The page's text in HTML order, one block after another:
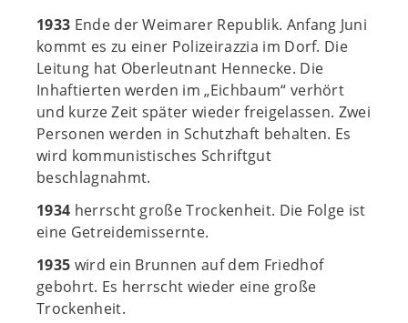
1933 Ende der Weimarer Republik. Anfang Juni
kommt es zu einer Polizeirazzia im Dorf. Die
Leitung hat Oberleutnant Hennecke. Die
Inhaftierten werden im „Eichbaum“ verhört
und kurze Zeit später wieder freigelassen. Zwei
Personen werden in Schutzhaft behalten. Es
wird kommunistisches Schriftgut
beschlagnahmt.
1934 herrscht große Trockenheit. Die Folge ist
eine Getreidemissernte.
1935 wird ein Brunnen auf dem Friedhof
gebohrt. Es herrscht wieder eine große
Trockenheit.